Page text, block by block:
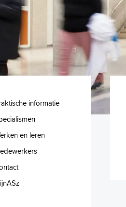
informatie
en leren